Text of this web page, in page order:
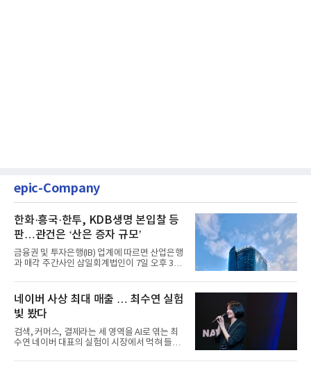
epic-Company
한화·흥국·한투, KDB생명 본입찰 등
판…관건은 ‘산은 증자 규모’
금융권 및 투자은행(IB) 업계에 따르면 산업은행
과 매각 주간사인 삼일회계법인이 7일 오후 3시
네이버 사상 최대 매출 … 최수연 실험
빛 봤다
검색, 커머스, 결제라는 세 영역을 AI로 엮는 최
수연 네이버 대표의 실험이 시장에서 먹혀 들어